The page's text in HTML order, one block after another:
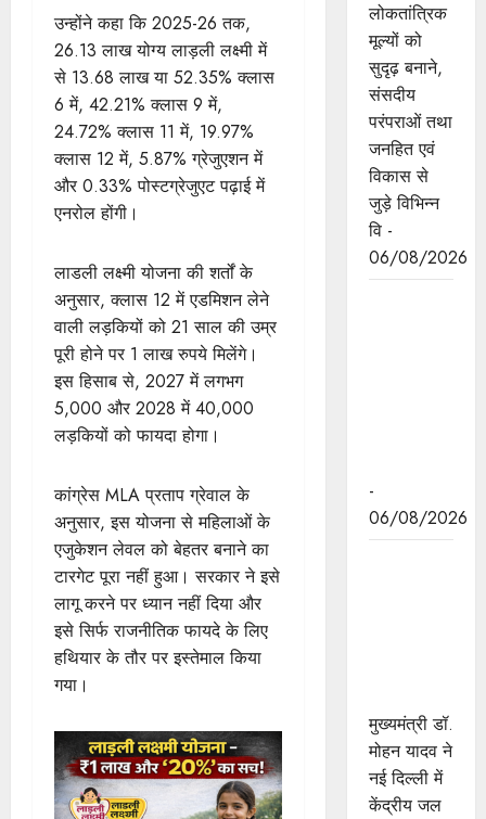
उन्होंने कहा कि 2025-26 तक,
26.13 लाख योग्य लाड़ली लक्ष्मी में
से 13.68 लाख या 52.35% क्लास
6 में, 42.21% क्लास 9 में,
24.72% क्लास 11 में, 19.97%
क्लास 12 में, 5.87% ग्रेजुएशन में
और 0.33% पोस्टग्रेजुएट पढ़ाई में
एनरोल होंगी।
लाडली लक्ष्मी योजना की शर्तों के
अनुसार, क्लास 12 में एडमिशन लेने
वाली लड़कियों को 21 साल की उम्र
पूरी होने पर 1 लाख रुपये मिलेंगे।
इस हिसाब से, 2027 में लगभग
5,000 और 2028 में 40,000
लड़कियों को फायदा होगा।
कांग्रेस MLA प्रताप ग्रेवाल के
अनुसार, इस योजना से महिलाओं के
एजुकेशन लेवल को बेहतर बनाने का
टारगेट पूरा नहीं हुआ। सरकार ने इसे
लागू करने पर ध्यान नहीं दिया और
इसे सिर्फ राजनीतिक फायदे के लिए
हथियार के तौर पर इस्तेमाल किया
गया।
लोकतांत्रिक
मूल्यों को
सुदृढ़ बनाने,
संसदीय
परंपराओं तथा
जनहित एवं
विकास से
जुड़े विभिन्न
वि -
06/08/2026
-
06/08/2026
मुख्यमंत्री डॉ.
मोहन यादव ने
नई दिल्ली में
केंद्रीय जल